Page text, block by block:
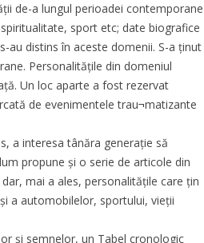
de-a lungul perioadei contemporane
sport etc; date biografice
au distins în aceste domenii. S-a ținut
Personalitățile din domeniul
Un loc aparte a fost rezervat
de evenimentele trau¬matizante
a interesa tânăra generație să
propune și o serie de articole din
mai a ales, personalitățile care țin
a automobilelor, sportului, vieții
și semnelor, un Tabel cronologic